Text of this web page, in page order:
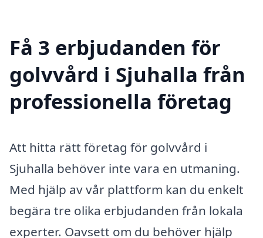
Få 3 erbjudanden för
golvvård i Sjuhalla från
professionella företag
Att hitta rätt företag för golvvård i
Sjuhalla behöver inte vara en utmaning.
Med hjälp av vår plattform kan du enkelt
begära tre olika erbjudanden från lokala
experter. Oavsett om du behöver hjälp